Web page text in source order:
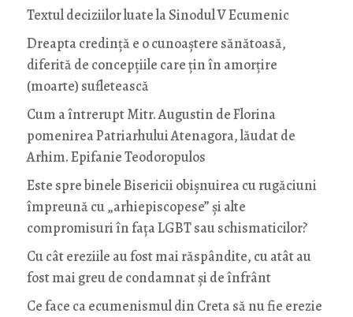
Textul deciziilor luate la Sinodul V Ecumenic
Dreapta credință e o cunoaștere sănătoasă,
diferită de concepțiile care țin în amorțire
(moarte) sufletească
Cum a întrerupt Mitr. Augustin de Florina
pomenirea Patriarhului Atenagora, lăudat de
Arhim. Epifanie Teodoropulos
Este spre binele Bisericii obișnuirea cu rugăciuni
împreună cu „arhiepiscopese” și alte
compromisuri în fața LGBT sau schismaticilor?
Cu cât ereziile au fost mai răspândite, cu atât au
fost mai greu de condamnat și de înfrânt
Ce face ca ecumenismul din Creta să nu fie erezie